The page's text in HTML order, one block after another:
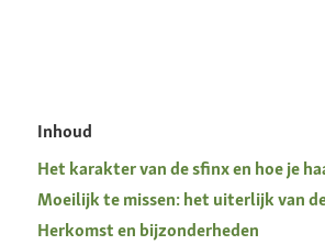
Inhoud
Het karakter van de sfinx en hoe je
Moeilijk te missen: het uiterlijk van
Herkomst en bijzonderheden